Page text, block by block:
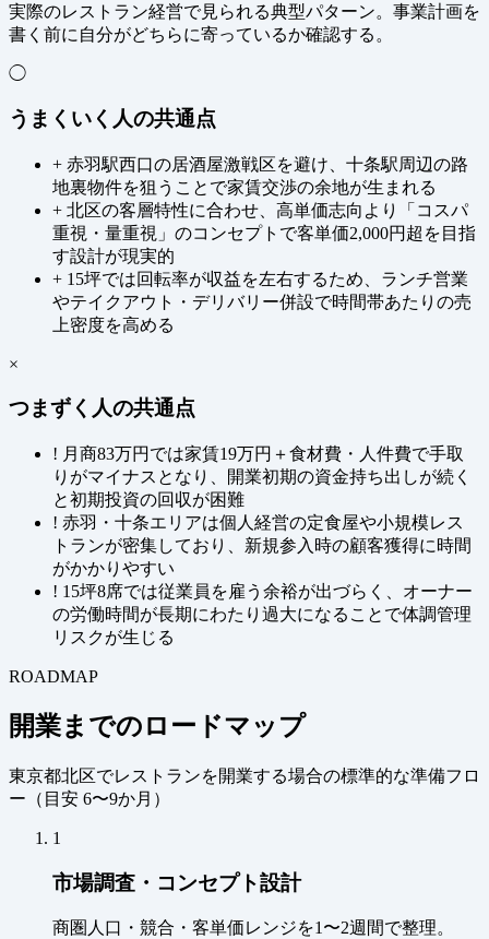
実際のレストラン経営で見られる典型パターン。事業計画を
書く前に自分がどちらに寄っているか確認する。
◯
うまくいく人の共通点
+ 赤羽駅西口の居酒屋激戦区を避け、十条駅周辺の路
地裏物件を狙うことで家賃交渉の余地が生まれる
+ 北区の客層特性に合わせ、高単価志向より「コスパ
重視・量重視」のコンセプトで客単価2,000円超を目指
す設計が現実的
+ 15坪では回転率が収益を左右するため、ランチ営業
やテイクアウト・デリバリー併設で時間帯あたりの売
上密度を高める
×
つまずく人の共通点
! 月商83万円では家賃19万円＋食材費・人件費で手取
りがマイナスとなり、開業初期の資金持ち出しが続く
と初期投資の回収が困難
! 赤羽・十条エリアは個人経営の定食屋や小規模レス
トランが密集しており、新規参入時の顧客獲得に時間
がかかりやすい
! 15坪8席では従業員を雇う余裕が出づらく、オーナー
の労働時間が長期にわたり過大になることで体調管理
リスクが生じる
ROADMAP
開業までのロードマップ
東京都北区でレストランを開業する場合の標準的な準備フロ
ー（ 目安 6〜9か月 ）
1
市場調査・コンセプト設計
商圏人口・競合・客単価レンジを1〜2週間で整理。